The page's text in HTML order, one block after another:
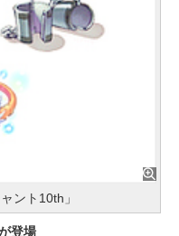
ント10th」
登場